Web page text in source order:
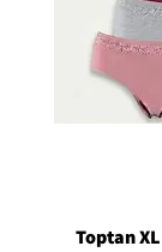
Toptan